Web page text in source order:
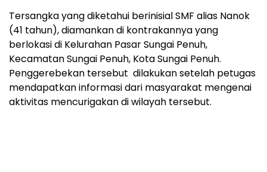
Tersangka yang diketahui berinisial SMF alias Nanok
(41 tahun), diamankan di kontrakannya yang
berlokasi di Kelurahan Pasar Sungai Penuh,
Kecamatan Sungai Penuh, Kota Sungai Penuh.
Penggerebekan tersebut dilakukan setelah petugas
mendapatkan informasi dari masyarakat mengenai
aktivitas mencurigakan di wilayah tersebut.